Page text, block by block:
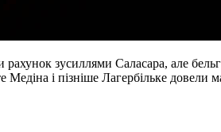
зусиллями Саласара, але
і пізніше Лагербільке довели